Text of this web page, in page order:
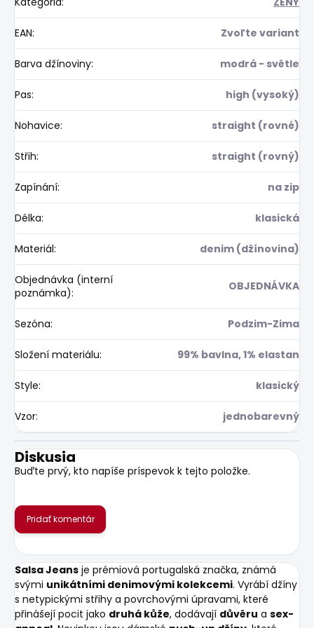
EAN: Zvoľte variant
Barva džínoviny: modrá - světle
Pas: high (vysoký)
Nohavice: straight (rovné)
Střih: straight (rovný)
Zapínání: na zip
Délka: klasická
Materiál: denim (džínovina)
Objednávka (interní
poznámka): OBJEDNÁVKA
Sezóna: Podzim-Zima
Složení materiálu: 99% bavlna, 1% elastan
Style: klasický
Vzor: jednobarevný
Diskusia
Buďte prvý, kto napíše príspevok k tejto položke.
Pridať komentár
Salsa Jeans je prémiová portugalská značka, známá
svými unikátními denimovými kolekcemi. Vyrábí džíny
s netypickými střihy a povrchovými úpravami, které
přinášejí pocit jako druhá kůže, dodávají důvěru a sex-